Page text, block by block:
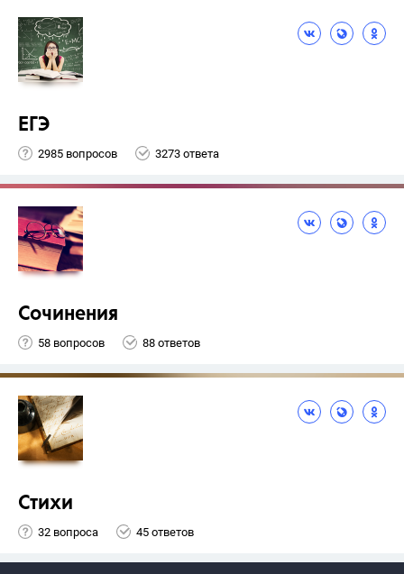
ЕГЭ
2985 вопросов 3273 ответа
Сочинения
58 вопросов 88 ответов
Стихи
32 вопроса 45 ответов